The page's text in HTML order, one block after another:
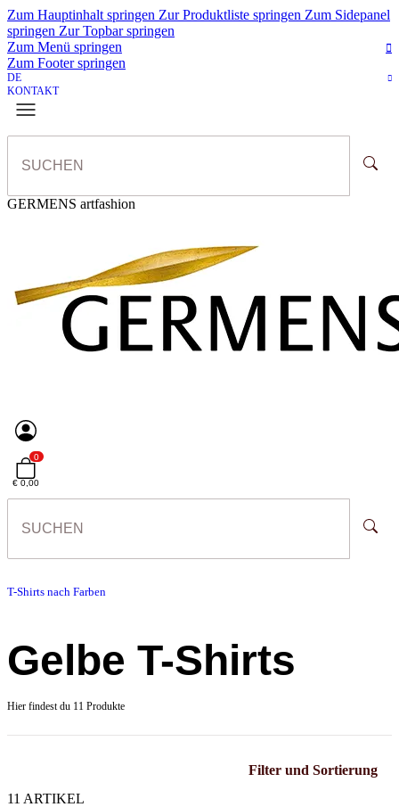
Zum Hauptinhalt springen Zur Produktliste springen Zum Sidepanel
springen Zur Topbar springen
Zum Menü springen
Zum Footer springen
DE
KONTAKT
GERMENS artfashion
0
€ 0,00
T-Shirts nach Farben
Gelbe T-Shirts
Hier findest du 11 Produkte
Filter und Sortierung
11 ARTIKEL